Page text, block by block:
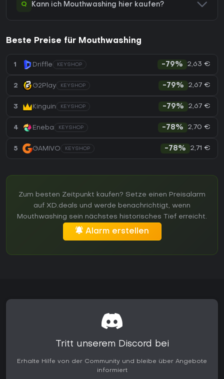
Q Kann ich Mouthwashing hier kaufen?
Beste Preise für Mouthwashing
1 Driffle KEYSHOP -79% 2,63 €
2 G2Play KEYSHOP -79% 2,67 €
3 Kinguin KEYSHOP -79% 2,67 €
4 Eneba KEYSHOP -78% 2,70 €
5 GAMIVO KEYSHOP -78% 2,71 €
Zum besten Zeitpunkt kaufen? Setze einen Preisalarm
auf XD.deals und werde benachrichtigt, wenn
Mouthwashing sein nächstes historisches Tief erreicht.
Alarm erstellen
Tritt unserem Discord bei
Erhalte Hilfe von der Community und bleibe über Angebote
informiert